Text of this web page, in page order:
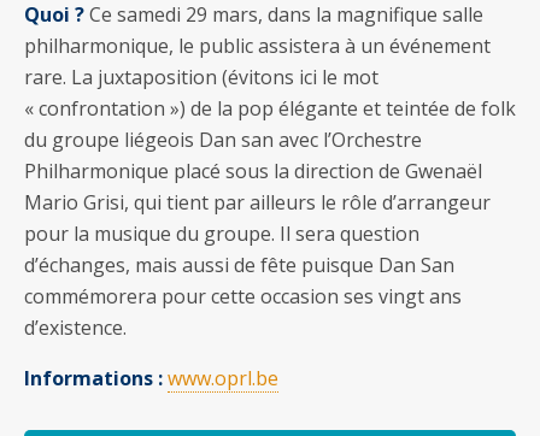
Quoi ?Ce samedi 29 mars, dans la magnifique salle
philharmonique, le public assistera à un événement
rare. La juxtaposition (évitons ici le mot
« confrontation ») de la pop élégante et teintée de folk
du groupe liégeois Dan san avec l’Orchestre
Philharmonique placé sous la direction de Gwenaël
Mario Grisi, qui tient par ailleurs le rôle d’arrangeur
pour la musique du groupe. Il sera question
d’échanges, mais aussi de fête puisque Dan San
commémorera pour cette occasion ses vingt ans
d’existence.
Informations :www.oprl.be